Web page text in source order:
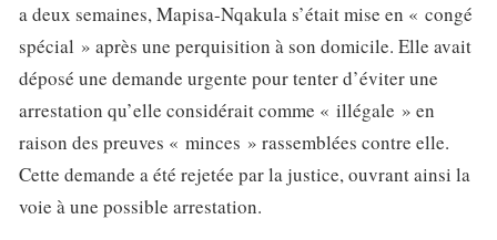
a deux semaines, Mapisa-Nqakula s’était mise en « congé
spécial » après une perquisition à son domicile. Elle avait
déposé une demande urgente pour tenter d’éviter une
arrestation qu’elle considérait comme « illégale » en
raison des preuves « minces » rassemblées contre elle.
Cette demande a été rejetée par la justice, ouvrant ainsi la
voie à une possible arrestation.